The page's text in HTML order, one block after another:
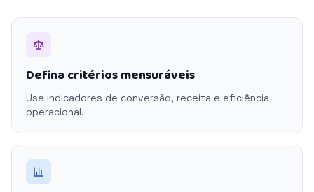
Defina critérios mensuráveis
Use indicadores de conversão, receita e eficiência
operacional.